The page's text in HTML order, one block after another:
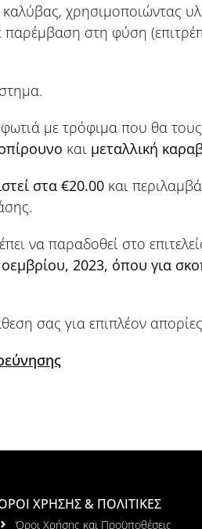
χρησιμοποιώντας
στη φύση
με τρόφιμα που θα
και μεταλλική
στα €20.00 και
να παραδοθεί στο
2023, όπου για
σας για επιπλέον
ΧΡΗΣΗΣ & ΠΟΛΙΤΙΚΕΣ
Όροι Χρήσης και Προϋποθέσεις